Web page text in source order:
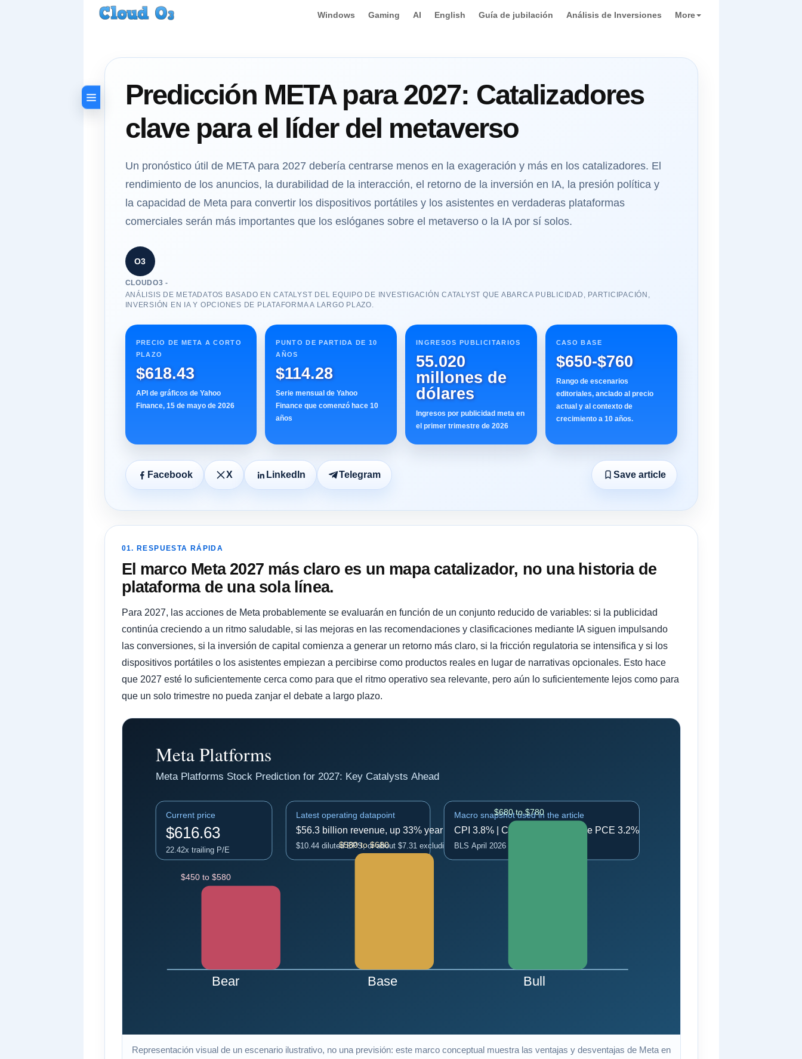
Windows Gaming AI English Guía de jubilación Análisis de Inversiones More
Predicción META para 2027: Catalizadores
clave para el líder del metaverso
Un pronóstico útil de META para 2027 debería centrarse menos en la exageración y más en los catalizadores. El
rendimiento de los anuncios, la durabilidad de la interacción, el retorno de la inversión en IA, la presión política y
la capacidad de Meta para convertir los dispositivos portátiles y los asistentes en verdaderas plataformas
comerciales serán más importantes que los eslóganes sobre el metaverso o la IA por sí solos.
O3
CLOUDO3 -
ANÁLISIS DE METADATOS BASADO EN CATALYST DEL EQUIPO DE INVESTIGACIÓN CATALYST QUE ABARCA PUBLICIDAD, PARTICIPACIÓN,
INVERSIÓN EN IA Y OPCIONES DE PLATAFORMA A LARGO PLAZO.
PRECIO DE META A CORTO
PLAZO
$618.43
API de gráficos de Yahoo
Finance, 15 de mayo de 2026
PUNTO DE PARTIDA DE 10
AÑOS
$114.28
Serie mensual de Yahoo
Finance que comenzó hace 10
años
INGRESOS PUBLICITARIOS
55.020
millones de
dólares
Ingresos por publicidad meta en
el primer trimestre de 2026
CASO BASE
$650-$760
Rango de escenarios
editoriales, anclado al precio
actual y al contexto de
crecimiento a 10 años.
Facebook X LinkedIn Telegram Save article
01. RESPUESTA RÁPIDA
El marco Meta 2027 más claro es un mapa catalizador, no una historia de
plataforma de una sola línea.
Para 2027, las acciones de Meta probablemente se evaluarán en función de un conjunto reducido de variables: si la publicidad
continúa creciendo a un ritmo saludable, si las mejoras en las recomendaciones y clasificaciones mediante IA siguen impulsando
las conversiones, si la inversión de capital comienza a generar un retorno más claro, si la fricción regulatoria se intensifica y si los
dispositivos portátiles o los asistentes empiezan a percibirse como productos reales en lugar de narrativas opcionales. Esto hace
que 2027 esté lo suficientemente cerca como para que el ritmo operativo sea relevante, pero aún lo suficientemente lejos como para
que un solo trimestre no pueda zanjar el debate a largo plazo.
Representación visual de un escenario ilustrativo, no una previsión: este marco conceptual muestra las ventajas y desventajas de Meta en